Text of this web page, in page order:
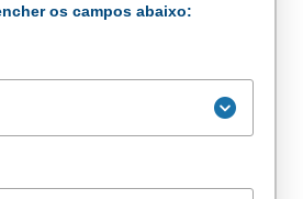
os campos abaixo: